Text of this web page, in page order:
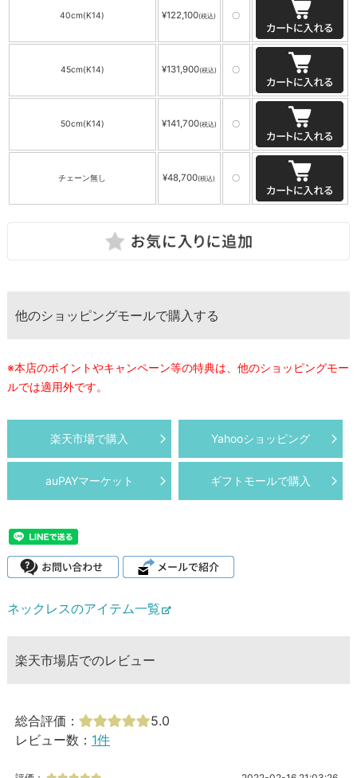
40cm(K14) ¥122,100(税込) 〇
45cm(K14) ¥131,900(税込) 〇
50cm(K14) ¥141,700(税込) 〇
チェーン無し ¥48,700(税込) 〇
他のショッピングモールで購入する
※本店のポイントやキャンペーン等の特典は、他のショッピングモー
ルでは適用外です。
楽天市場で購入 Yahooショッピング
auPAYマーケット ギフトモールで購入
ネックレスのアイテム一覧
楽天市場店でのレビュー
総合評価：
5.0
レビュー数： 1件